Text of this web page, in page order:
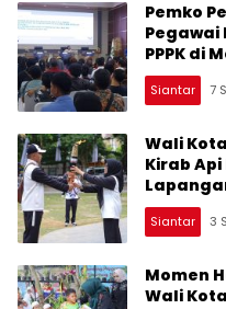
Pemko
Pegawai
PPPK di
Siantar 7
Wali
Kirab Api
Siantar 3
Momen
Wali